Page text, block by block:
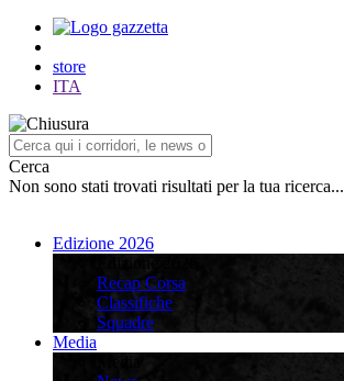
store
ITA
Cerca
Non sono stati trovati risultati per la tua ricerca...
Edizione 2026
Recap Corsa
Classifiche
Squadre
Media